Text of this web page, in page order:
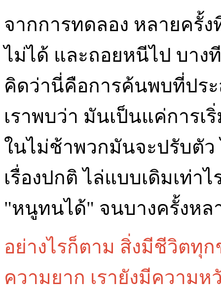
จากการทดลอง หลายครั้
ไม่ได้ และถอยหนีไป บาง
คิดว่านี่คือการค้นพบที่ปร
เราพบว่า มันเป็นแค่การ
ในไม่ช้าพวกมันจะปรับตัว
เรื่องปกติ ไล่แบบเดิมเท่า
"หนูทนได้" จนบางครั้งหล
อย่างไรก็ตาม สิ่งมีชีวิตทุ
ความยาก เรายังมีความห